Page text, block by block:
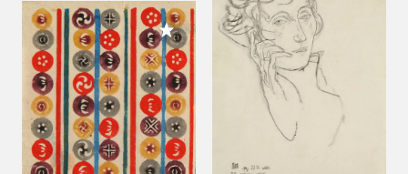
Meiner Sammlung hinzufügen